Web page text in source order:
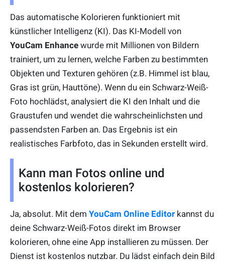
Das automatische Kolorieren funktioniert mit
künstlicher Intelligenz (KI). Das KI-Modell von
YouCam Enhance wurde mit Millionen von Bildern
trainiert, um zu lernen, welche Farben zu bestimmten
Objekten und Texturen gehören (z.B. Himmel ist blau,
Gras ist grün, Hauttöne). Wenn du ein Schwarz-Weiß-
Foto hochlädst, analysiert die KI den Inhalt und die
Graustufen und wendet die wahrscheinlichsten und
passendsten Farben an. Das Ergebnis ist ein
realistisches Farbfoto, das in Sekunden erstellt wird.
Kann man Fotos online und
kostenlos kolorieren?
Ja, absolut. Mit dem YouCam Online Editor kannst du
deine Schwarz-Weiß-Fotos direkt im Browser
kolorieren, ohne eine App installieren zu müssen. Der
Dienst ist kostenlos nutzbar. Du lädst einfach dein Bild